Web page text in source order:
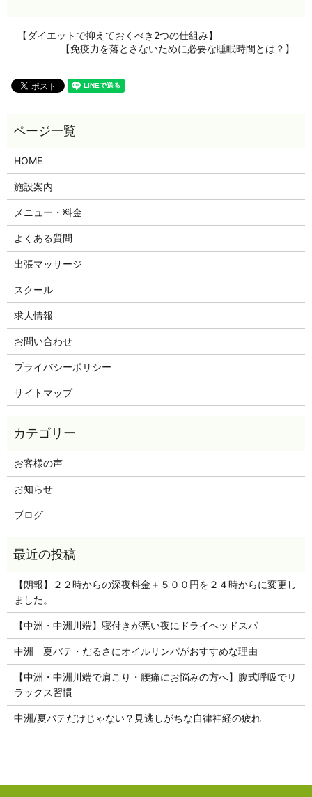
【ダイエットで抑えておくべき2つの仕組み】ㅤ
【免疫力を落とさないために必要な睡眠時間とは？】
HOME
施設案内
メニュー・料金
よくある質問
出張マッサージ
スクール
求人情報
お問い合わせ
プライバシーポリシー
サイトマップ
お客様の声
お知らせ
ブログ
【朗報】２２時からの深夜料金＋５００円を２４時からに変更し
ました。
【中洲・中洲川端】寝付きが悪い夜にドライヘッドスパ
中洲 夏バテ・だるさにオイルリンパがおすすめな理由
【中洲・中洲川端で肩こり・腰痛にお悩みの方へ】腹式呼吸でリ
ラックス習慣
中洲/夏バテだけじゃない？見逃しがちな自律神経の疲れ